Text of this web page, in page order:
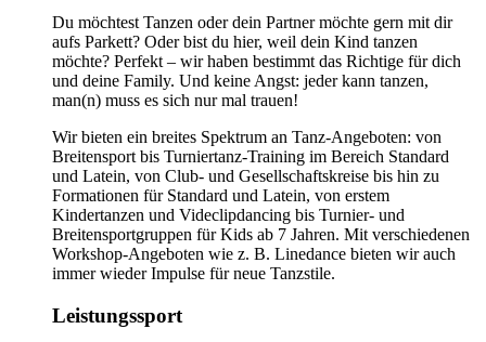
Du möchtest Tanzen oder dein Partner möchte gern mit dir
aufs Parkett? Oder bist du hier, weil dein Kind tanzen
möchte? Perfekt – wir haben bestimmt das Richtige für dich
und deine Family. Und keine Angst: jeder kann tanzen,
man(n) muss es sich nur mal trauen!
Wir bieten ein breites Spektrum an Tanz-Angeboten: von
Breitensport bis Turniertanz-Training im Bereich Standard
und Latein, von Club- und Gesellschaftskreise bis hin zu
Formationen für Standard und Latein, von erstem
Kindertanzen und Videclipdancing bis Turnier- und
Breitensportgruppen für Kids ab 7 Jahren. Mit verschiedenen
Workshop-Angeboten wie z. B. Linedance bieten wir auch
immer wieder Impulse für neue Tanzstile.
Leistungssport